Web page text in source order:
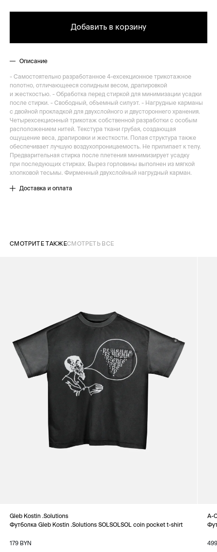
Добавить в корзину
Описание
- Самостоятельно разработанное 4-ехсекционное трикотажное
полотно, отличающееся солидным весом, драпировкой
и жесткостью. - Обработка перед стиркой для минимизации усадки
после стирки. - Свободный, объемный силуэт. - Нагрудные карманы
с двойной прокладкой для двухслойного и двустороннего хранения.
Четырехсекционный трикотаж собственной разработки с особым
расположением нитей. Текстура ткани грубая, создающая
ощущение веса, драпировки и жесткости. Полая структура также
обеспечивает лучшую воздухопроницаемость. Не прилипает к телу.
Предварительная стирка после плетения минимизирует усадку
при последующих стирках. Вырез горловины выполнен из мягкой
хлопковой тесьмы. Фирменный двухслойный нагрудный карман.
Доставка и оплата
СМОТРИТЕ ТАКЖЕСМОТРЕТЬ ВСЕ
Gleb Kostin .Solutions
Футболка Gleb Kostin .Solutions SOLSOLSOL coin pocket t-shirt
179 BYN
A-